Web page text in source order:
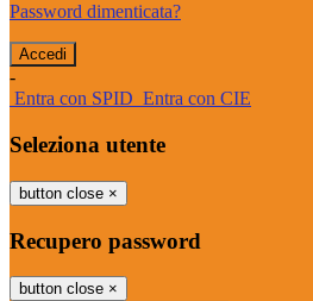
Password dimenticata?
-
Entra con SPID Entra con CIE
Seleziona utente
button close ×
Recupero password
button close ×